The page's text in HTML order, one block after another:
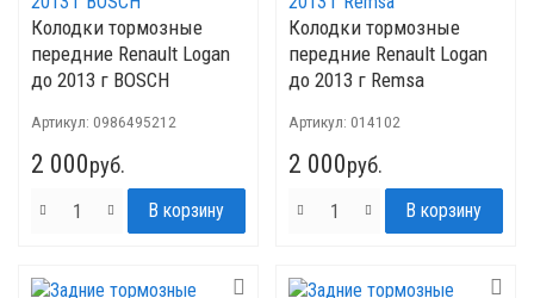
Колодки тормозные
передние Renault Logan
до 2013 г BOSCH
Артикул: 0986495212
2 000руб.
Колодки тормозные
передние Renault Logan
до 2013 г Remsa
Артикул: 014102
2 000руб.